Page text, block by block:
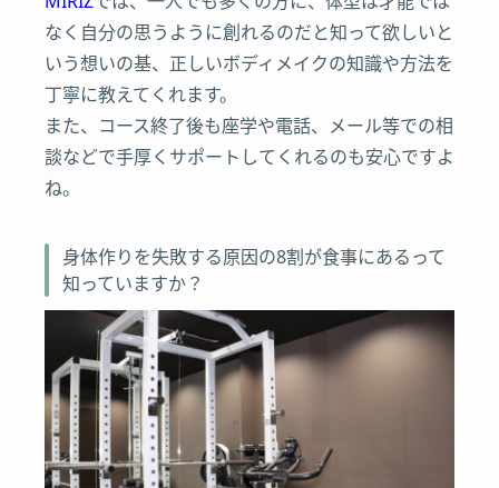
なく自分の思うように創れるのだと知って欲しいと
いう想いの基、正しいボディメイクの知識や方法を
丁寧に教えてくれます。
また、コース終了後も座学や電話、メール等での相
談などで手厚くサポートしてくれるのも安心ですよ
ね。
身体作りを失敗する原因の8割が食事にあるって
知っていますか？